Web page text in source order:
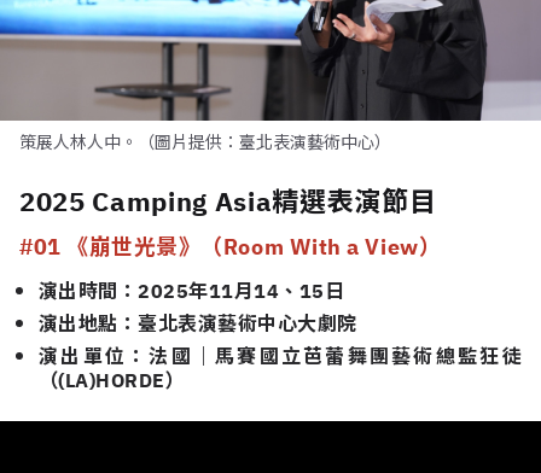
策展人林人中。（圖片提供：臺北表演藝術中心）
2025 Camping Asia精選表演節目
#01 《崩世光景》（Room With a View）
演出時間：2025年11月14、15日
演出地點：臺北表演藝術中心大劇院
演出單位：法國｜馬賽國立芭蕾舞團藝術總監狂徒
（(LA)HORDE）